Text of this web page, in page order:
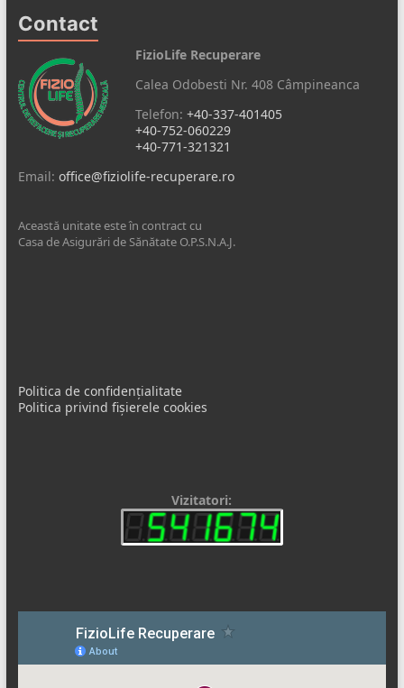
Contact
FizioLife Recuperare
Calea Odobesti Nr. 408 Câmpineanca
Telefon: +40-337-401405
+40-752-060229
+40-771-321321
Email: office@fiziolife-recuperare.ro
Această unitate este în contract cu
Casa de Asigurări de Sănătate O.P.S.N.A.J.
Politica de confidențialitate
Politica privind fișierele cookies
Vizitatori: